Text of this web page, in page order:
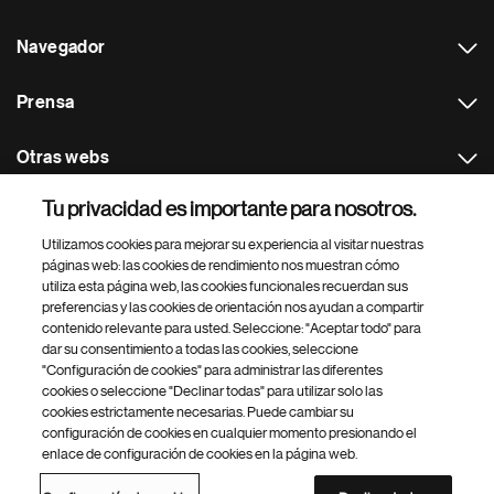
Navegador
Prensa
Otras webs
Footer Site Search
Footer
Bottom
© 2026 Novartis Farmacéutica, SA
Protección de datos
Configuración de cookies
Contacto Novartis Farmacéutica
Mapa web
Sistema Interno de Información de Novartis (SpeakUp)
Tu privacidad es importante para nosotros.
Utilizamos cookies para mejorar su experiencia al visitar nuestras
páginas web: las cookies de rendimiento nos muestran cómo
utiliza esta página web, las cookies funcionales recuerdan sus
preferencias y las cookies de orientación nos ayudan a compartir
contenido relevante para usted. Seleccione: "Aceptar todo" para
dar su consentimiento a todas las cookies, seleccione
"Configuración de cookies" para administrar las diferentes
cookies o seleccione "Declinar todas" para utilizar solo las
cookies estrictamente necesarias. Puede cambiar su
configuración de cookies en cualquier momento presionando el
enlace de configuración de cookies en la página web.